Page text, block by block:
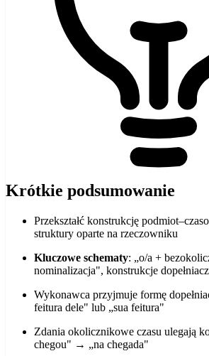
Krótkie podsumowanie
Przekształć konstrukcję
struktury oparte na rzeczowniku
Kluczowe schematy: „o/a +
nominalizacja", konstrukcje
Wykonawca przyjmuje formę
feitura dele" lub „sua feitura"
Zdania okolicznikowe czasu ulegają
chegou" → „na chegada"